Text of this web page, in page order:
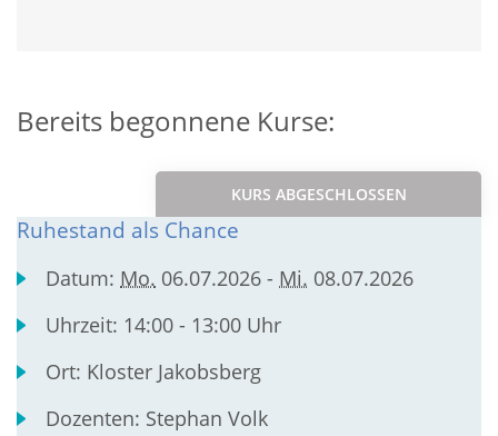
Bereits begonnene Kurse:
KURS ABGESCHLOSSEN
Ruhestand als Chance
Datum: Mo. 06.07.2026 - Mi. 08.07.2026
Uhrzeit: 14:00 - 13:00 Uhr
Ort: Kloster Jakobsberg
Dozenten: Stephan Volk